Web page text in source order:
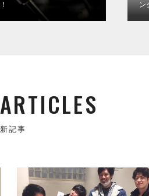
ン
記事